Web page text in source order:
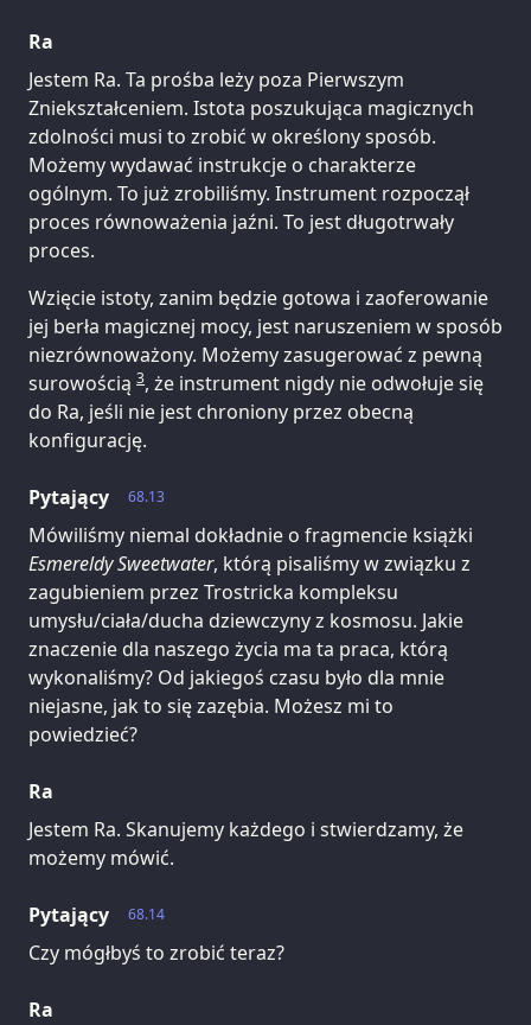
Ra
Jestem Ra. Ta prośba leży poza Pierwszym
Zniekształceniem. Istota poszukująca magicznych
zdolności musi to zrobić w określony sposób.
Możemy wydawać instrukcje o charakterze
ogólnym. To już zrobiliśmy. Instrument rozpoczął
proces równoważenia jaźni. To jest długotrwały
proces.
Wzięcie istoty, zanim będzie gotowa i zaoferowanie
jej berła magicznej mocy, jest naruszeniem w sposób
niezrównoważony. Możemy zasugerować z pewną
surowością 3, że instrument nigdy nie odwołuje się
do Ra, jeśli nie jest chroniony przez obecną
konfigurację.
68.13
Pytający
Mówiliśmy niemal dokładnie o fragmencie książki
Esmereldy Sweetwater, którą pisaliśmy w związku z
zagubieniem przez Trostricka kompleksu
umysłu/ciała/ducha dziewczyny z kosmosu. Jakie
znaczenie dla naszego życia ma ta praca, którą
wykonaliśmy? Od jakiegoś czasu było dla mnie
niejasne, jak to się zazębia. Możesz mi to
powiedzieć?
Ra
Jestem Ra. Skanujemy każdego i stwierdzamy, że
możemy mówić.
68.14
Pytający
Czy mógłbyś to zrobić teraz?
Ra